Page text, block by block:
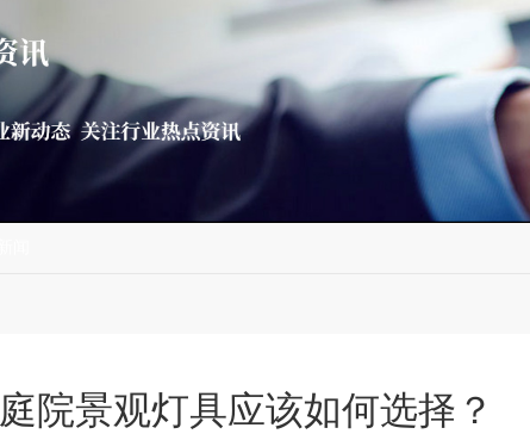
庭院景观灯具应该如何选择？